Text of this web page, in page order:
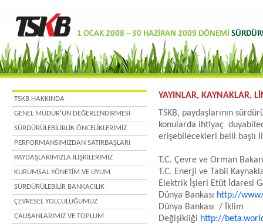
TSKB HAKKINDA
GENEL MÜDÜR'ÜN DEĞERLENDİRMESİ
SÜRDÜRÜLEBİLİRLİK ÖNCELİKLERİMİZ
PERFORMANSIMIZDAN SATIRBAŞLARI
PAYDAŞLARIMIZLA İLİŞKİLERİMİZ
KURUMSAL YÖNETİM VE UYUM
SÜRDÜRÜLEBİLİR BANKACILIK
ÇEVRESEL YOLCULUĞUMUZ
ÇALIŞANLARIMIZ VE TOPLUM
YAYINLAR, KAYNAKLAR,
TSKB, paydaşlarının
konularda ihtiyaç
erişebilecekleri belli başlı
T.C. Çevre ve Orman
T.C. Enerji ve Tabii
Elektrik İşleri Etüt İdaresi
Dünya Bankası http://
Dünya Bankası / İklim
Değişikliği http://